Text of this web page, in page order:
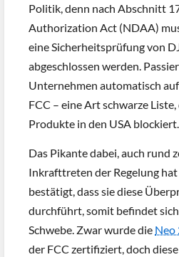
Politik, denn nach Abschnitt
Authorization Act (NDAA)
eine Sicherheitsprüfung von
abgeschlossen werden.
Unternehmen automatisch
FCC – eine Art schwarze
Produkte in den USA blockiert.
Das Pikante dabei, auch rund
Inkrafttreten der Regelung
bestätigt, dass sie diese
durchführt, somit befindet
Schwebe. Zwar wurde die Neo
der FCC zertifiziert, doch